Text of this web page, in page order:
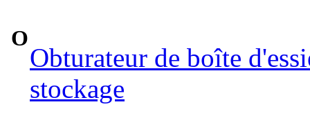
O
Obturateur de boîte
stockage